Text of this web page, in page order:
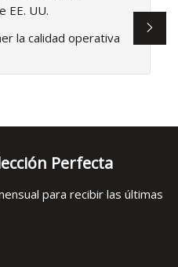
EE. UU.
la calidad operativa
Perfecta
para recibir las últimas